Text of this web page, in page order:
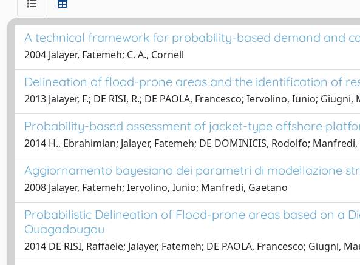
A technical framework for probability-based demand and
2004 Jalayer, Fatemeh; C. A., Cornell
Delineation of flood-prone areas and the identification of
2013 Jalayer, F.; DE RISI, R.; DE PAOLA, Francesco; Iervolino, Iunio;
Probability-based assessment of jacket-type offshore
2014 H., Ebrahimian; Jalayer, Fatemeh; DE DOMINICIS, Rodolfo;
Aggiornamento bayesiano dei parametri di modellazione
2008 Jalayer, Fatemeh; Iervolino, Iunio; Manfredi, Gaetano
Probabilistic Delineation of Flood-prone areas based on a
Ouagadougou
2014 DE RISI, Raffaele; Jalayer, Fatemeh; DE PAOLA, Francesco; Giugni,